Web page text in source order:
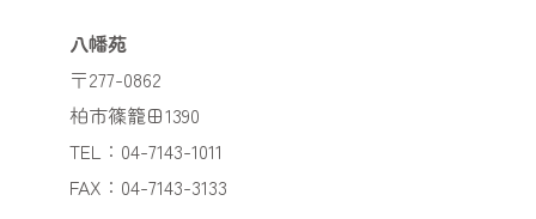
八幡苑
〒277-0862
柏市篠籠田1390
TEL：04-7143-1011
FAX：04-7143-3133